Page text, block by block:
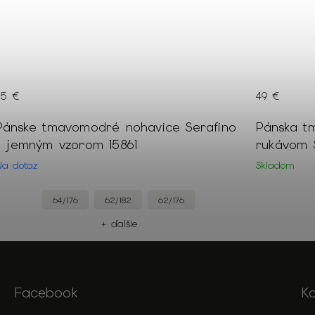
tmavomodrá košeľa s dlhým
Slim fit výšku 176/182 cm 18613
€
M L
+ ďalšie
Pánske
Skladom
155 €
Facebook